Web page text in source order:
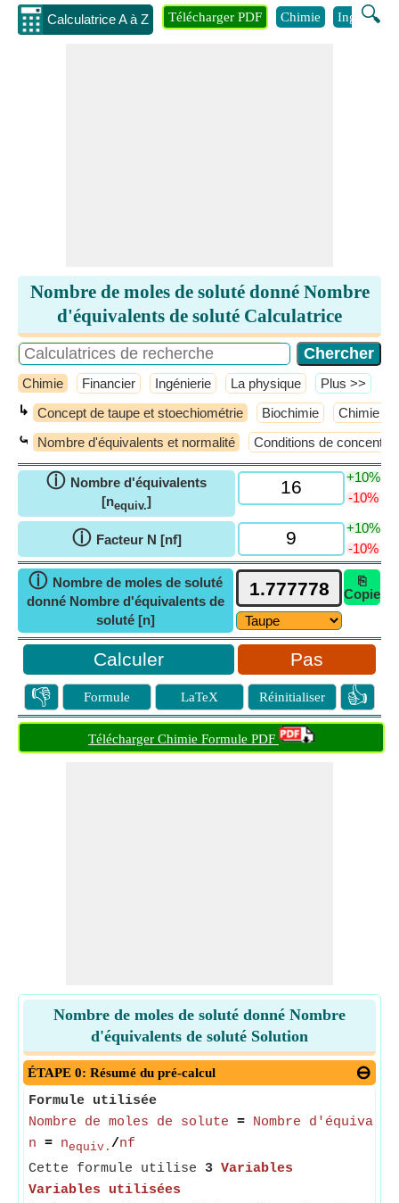
Calculatrice A à Z 🔍
Télécharger PDF Chimie Ingénierie
Nombre de moles de soluté donné Nombre
d'équivalents de soluté Calculatrice
Chimie Financier Ingénierie La physique ​Plus >>
↳ Concept de taupe et stoechiométrie Biochimie Chimie
⤿ Nombre d'équivalents et normalité Conditions de
ⓘ Nombre d'équivalents
[nequiv.]
+10%
-10%
ⓘ Facteur N [nf]
+10%
-10%
ⓘ Nombre de moles de soluté
donné Nombre d'équivalents de
soluté [n]
⎘
Copie
Pas
👎 Formule LaTeX Réinitialiser 👍
Télécharger Chimie Formule PDF
Nombre de moles de soluté donné Nombre
d'équivalents de soluté Solution
ÉTAPE 0: Résumé du pré-calcul
Formule utilisée
Nombre de moles de solute = Nombre
n = nequiv. /nf
Cette formule utilise 3 Variables
Variables utilisées